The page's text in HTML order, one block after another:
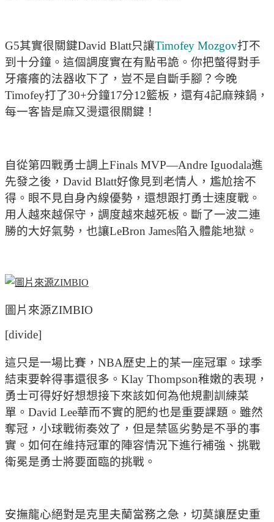
G5其實很關鍵David Blatt只讓Timofey Mozgov打不
到十分鐘。這個調度實在有點弔詭。你把螫得對手
牙癢癢的法器收下了，豈不是自斷手腳？今晚
Timofey打了30+分鐘17分12籃板，還有4記麻辣鍋，
每一客皆是麻又燙還很關鍵！
自從第四戰勇士調上Finals MVP—Andre Iguodala進
先發之後，David Blatt好像見到老情人，尷尬捨不
得。眼不見自身內線優勢，還想跟打勇士速度戰。
用人越來越保守，調度越來越死板。斷了一波二連
勝的大好氣勢，也讓LeBron James陷入體能地獄。
圖片來源ZIMBIO
[divide]
這只是一場比賽，NBA歷史上的某一座冠軍。球季
結束要幹得事還很多。Klay Thompson稚嫩的表現，
勇士可得好好想想接下來該如何為他規劃訓練菜
單。David Lee華而不實的肥約也是重要課題。雖然
奪冠，小球戰術奏效了，但是禁區劣勢是不爭的事
實。如何在維持冠軍的陣容情況下進行補強、挑戰
衛冕是勇士將要面臨的挑戰。
安撫龍心絕對是克里夫蘭當務之急，切莫讓歷史重